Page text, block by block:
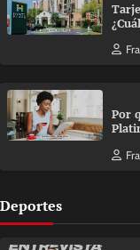
Por
Deportes